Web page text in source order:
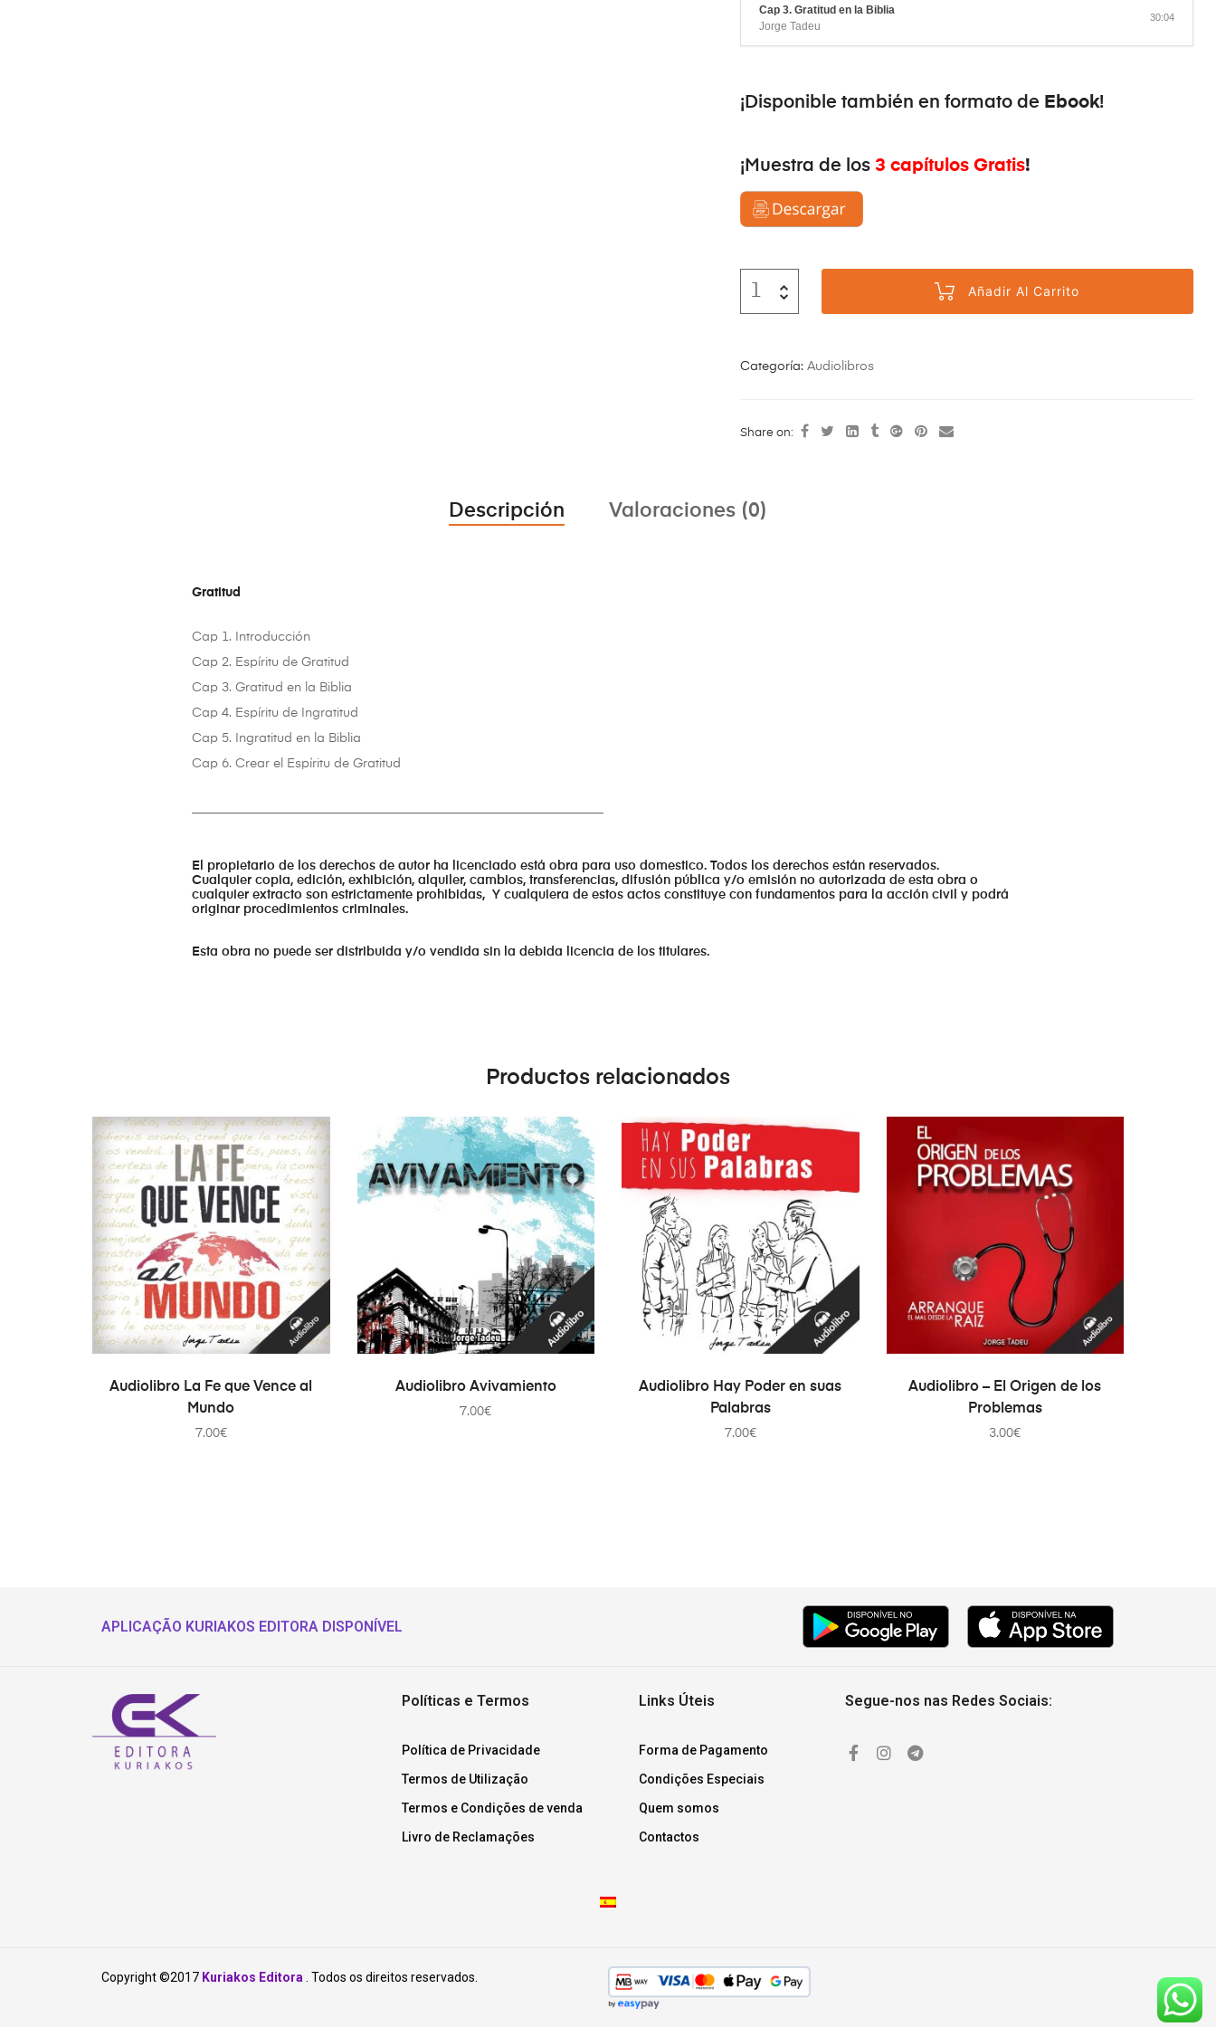
Cap 3. Gratitud en la Biblia
Jorge Tadeu
30:04
¡Disponible también en formato de Ebook!
¡Muestra de los 3 capítulos Gratis!
Añadir Al Carrito
Categoría: Audiolibros
Share on:
Descripción Valoraciones (0)
Gratitud
Cap 1. Introducción
Cap 2. Espíritu de Gratitud
Cap 3. Gratitud en la Biblia
Cap 4. Espíritu de Ingratitud
Cap 5. Ingratitud en la Biblia
Cap 6. Crear el Espíritu de Gratitud
El propietario de los derechos de autor ha licenciado está obra para uso domestico. Todos los derechos están reservados.
Cualquier copia, edición, exhibición, alquiler, cambios, transferencias, difusión pública y/o emisión no autorizada de esta obra o
cualquier extracto son estrictamente prohibidas, Y cualquiera de estos actos constituye con fundamentos para la acción civil y podrá
originar procedimientos criminales.
Esta obra no puede ser distribuida y/o vendida sin la debida licencia de los titulares.
Productos relacionados
AÑADIR AL CARRITO
Audiolibro La Fe que Vence al
Mundo
7.00€
AÑADIR AL CARRITO
Audiolibro Avivamiento
7.00€
AÑADIR AL CARRITO
Audiolibro Hay Poder en suas
Palabras
7.00€
AÑADIR AL CARRITO
Audiolibro – El Origen de los
Problemas
3.00€
APLICAÇÃO KURIAKOS EDITORA DISPONÍVEL
Políticas e Termos
Política de Privacidade
Termos de Utilização
Termos e Condições de venda
Livro de Reclamações
Links Úteis
Forma de Pagamento
Condições Especiais
Quem somos
Contactos
Segue-nos nas Redes Sociais:
Copyright ©2017 Kuriakos Editora. Todos os direitos reservados.